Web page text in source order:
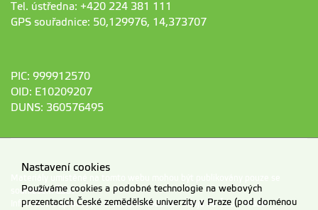
Tel. ústředna: +420 224 381 111
GPS souřadnice: 50,129976, 14,373707
PIC: 999912570
OID: E10209207
DUNS: 360576495
souhlasem ČZU.
Informace o zpracování a ochraně osobních údajů na ČZU v Praze.
Nastavení cookies
Používáme cookies a podobné technologie na webových
prezentacích České zemědělské univerzity v Praze (pod doménou